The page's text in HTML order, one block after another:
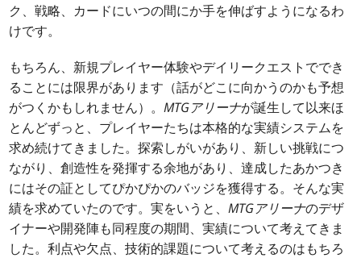
ク、戦略、カードにいつの間にか手を伸ばすようになるわ
けです。
もちろん、新規プレイヤー体験やデイリークエストででき
ることには限界があります（話がどこに向かうのかも予想
がつくかもしれません）。MTGアリーナが誕生して以来ほ
とんどずっと、プレイヤーたちは本格的な実績システムを
求め続けてきました。探索しがいがあり、新しい挑戦につ
ながり、創造性を発揮する余地があり、達成したあかつき
にはその証としてぴかぴかのバッジを獲得する。そんな実
績を求めていたのです。実をいうと、MTGアリーナのデザ
イナーや開発陣も同程度の期間、実績について考えてきま
した。利点や欠点、技術的課題について考えるのはもちろ